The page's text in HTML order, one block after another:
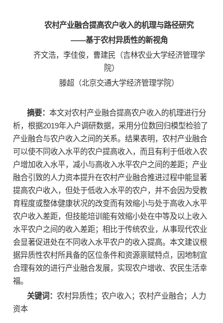
农村产业融合提高农户收入的机理与路径研究
——基于农村异质性的新视角
齐文浩，李佳俊，曹建民（吉林农业大学经济管理学
院）
滕超（北京交通大学经济管理学院）
摘要： 本文对农村产业融合提高农户收入的机理进行分
析，根据2019年入户调研数据，采用分位数回归模型检验了
产业融合与农户收入之间的关系。结果表明，农村产业融合
可以使不同收入水平的农户提高收入，而且有利于低收入农
户增加收入水平，减小与高收入水平农户之间的差距；产业
融合引致的人力资本提升在农村产业融合推进过程中能显著
提高农户收入，但处于低收入水平的农户，并不会因为受教
育程度或整体健康状况的改变而有效缩小与处于高收入水平
农户收入差距，但技能培训能有效缩小处在中等及以上收入
水平农户之间的收入差距；相比于传统农业，从事现代农业
会显著促进处在不同收入水平农户的收入提高。本文建议根
据异质性农村所具备的区位条件和资源禀赋特点，因地制宜
合理有效的进行产业融合发展，实现农户增收、农民生活幸
福。
关键词： 农村异质性；农户收入；农村产业融合；人力
资本